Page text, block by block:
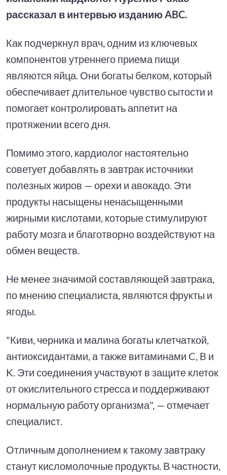
рассказал в интервью изданию ABC.
Как подчеркнул врач, одним из ключевых
компонентов утреннего приема пищи
являются яйца. Они богаты белком, который
обеспечивает длительное чувство сытости и
помогает контролировать аппетит на
протяжении всего дня.
Помимо этого, кардиолог настоятельно
советует добавлять в завтрак источники
полезных жиров — орехи и авокадо. Эти
продукты насыщены ненасыщенными
жирными кислотами, которые стимулируют
работу мозга и благотворно воздействуют на
обмен веществ.
Не менее значимой составляющей завтрака,
по мнению специалиста, являются фрукты и
ягоды.
"Киви, черника и малина богаты клетчаткой,
антиоксидантами, а также витаминами C, B и
K. Эти соединения участвуют в защите клеток
от окислительного стресса и поддерживают
нормальную работу организма", — отмечает
специалист.
Отличным дополнением к такому завтраку
станут кисломолочные продукты. В частности,